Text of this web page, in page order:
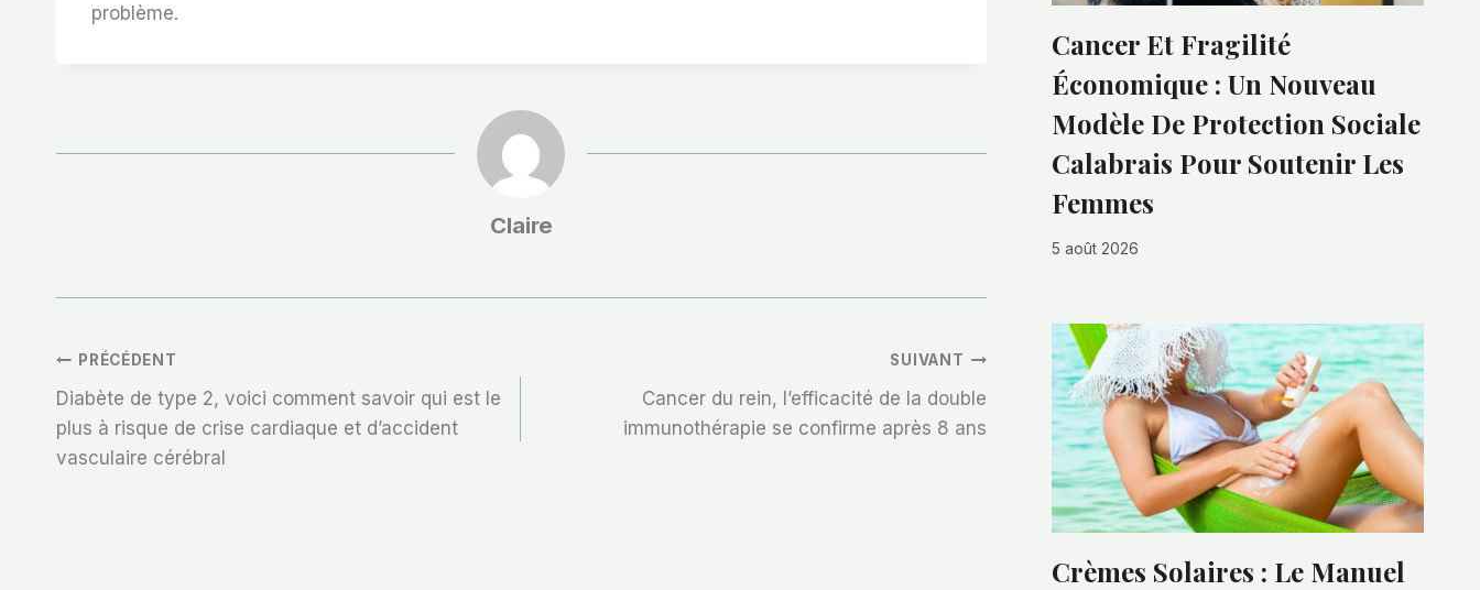
problème.
Claire
Navigation
De
L’article
PRÉCÉDENT
Diabète de type 2, voici comment savoir qui est le
plus à risque de crise cardiaque et d’accident
vasculaire cérébral
SUIVANT
Cancer du rein, l’efficacité de la double
immunothérapie se confirme après 8 ans
Cancer Et Fragilité
Économique : Un Nouveau
Modèle De Protection Sociale
Calabrais Pour Soutenir Les
Femmes
5 août 2026
Crèmes Solaires : Le Manuel